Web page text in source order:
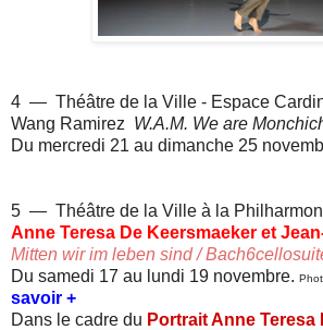
4 — Théâtre de la Ville - Espace
Wang Ramirez W.A.M. We are
Du mercredi 21 au dimanche 25
5 — Théâtre de la Ville à la
Anne Teresa De Keersmaeker et
Mitten wir im leben sind /
Du samedi 17 au lundi 19 novembre.
savoir +
Dans le cadre du Portrait Anne Teresa